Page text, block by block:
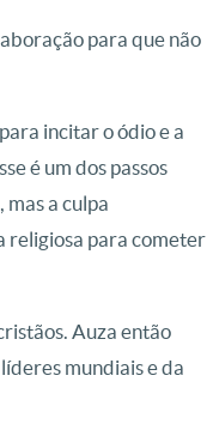
para que não
incitar o ódio e a
é um dos passos
mas a culpa
religiosa para cometer
Auza então
mundiais e da